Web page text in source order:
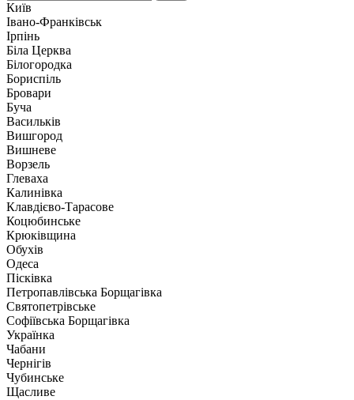
Київ
Івано-Франківськ
Ірпінь
Біла Церква
Білогородка
Бориспіль
Бровари
Буча
Васильків
Вишгород
Вишневе
Ворзель
Глеваха
Калинівка
Клавдієво-Тарасове
Коцюбинське
Крюківщина
Обухів
Одеса
Пісківка
Петропавлівська Борщагівка
Святопетрівське
Софіївська Борщагівка
Українка
Чабани
Чернігів
Чубинське
Щасливе